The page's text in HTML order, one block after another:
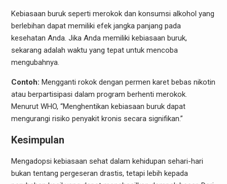
Kebiasaan buruk seperti merokok dan konsumsi alkohol yang
berlebihan dapat memiliki efek jangka panjang pada
kesehatan Anda. Jika Anda memiliki kebiasaan buruk,
sekarang adalah waktu yang tepat untuk mencoba
mengubahnya.
Contoh: Mengganti rokok dengan permen karet bebas nikotin
atau berpartisipasi dalam program berhenti merokok.
Menurut WHO, “Menghentikan kebiasaan buruk dapat
mengurangi risiko penyakit kronis secara signifikan.”
Kesimpulan
Mengadopsi kebiasaan sehat dalam kehidupan sehari-hari
bukan tentang pergeseran drastis, tetapi lebih kepada